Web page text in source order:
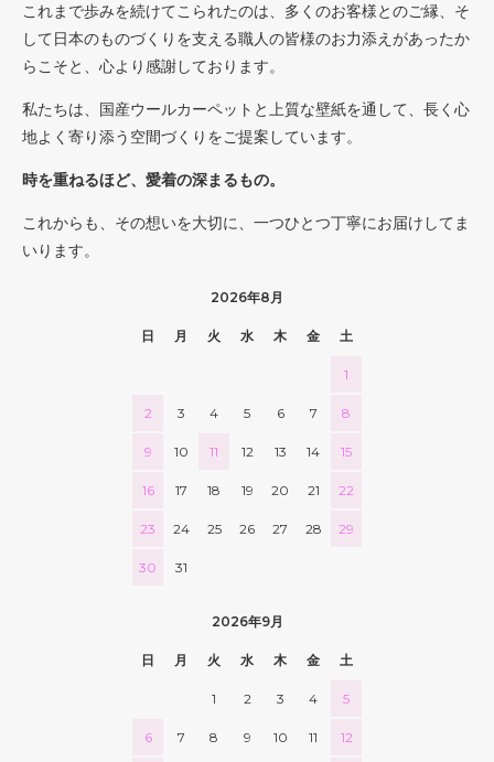
これまで歩みを続けてこられたのは、多くのお客様とのご縁、そ
して日本のものづくりを支える職人の皆様のお力添えがあったか
らこそと、心より感謝しております。
私たちは、国産ウールカーペットと上質な壁紙を通して、長く心
地よく寄り添う空間づくりをご提案しています。
時を重ねるほど、愛着の深まるもの。
これからも、その想いを大切に、一つひとつ丁寧にお届けしてま
いります。
2026年8月
日 月 火 水 木 金 土
1
2 3 4 5 6 7 8
9 10 11 12 13 14 15
16 17 18 19 20 21 22
23 24 25 26 27 28 29
30 31
2026年9月
日 月 火 水 木 金 土
1 2 3 4 5
6 7 8 9 10 11 12